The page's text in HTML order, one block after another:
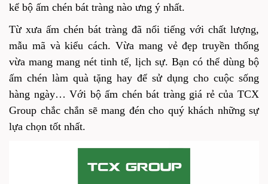
kể bộ ấm chén bát tràng nào ưng ý nhất.
Từ xưa ấm chén bát tràng đã nổi tiếng với chất lượng,
mẫu mã và kiểu cách. Vừa mang vẻ đẹp truyền thống
vừa mang mang nét tinh tế, lịch sự. Bạn có thể dùng bộ
ấm chén làm quà tặng hay để sử dụng cho cuộc sống
hàng ngày… Với bộ ấm chén bát tràng giá rẻ của TCX
Group chắc chắn sẽ mang đén cho quý khách những sự
lựa chọn tốt nhất.